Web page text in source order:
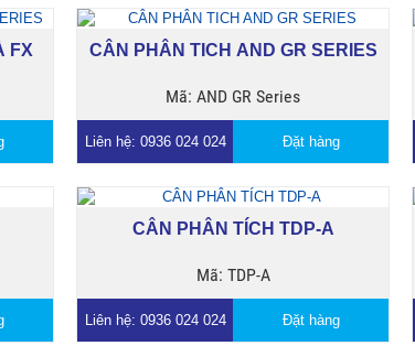
FX
CÂN PHÂN TICH AND GR SERIES
Mã: AND GR Series
Liên hệ: 0936 024 024 Đặt hàng
CÂN PHÂN TÍCH TDP-A
Mã: TDP-A
Liên hệ: 0936 024 024 Đặt hàng